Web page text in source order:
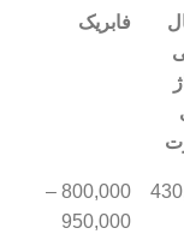
فابریک
800,000 –
950,000